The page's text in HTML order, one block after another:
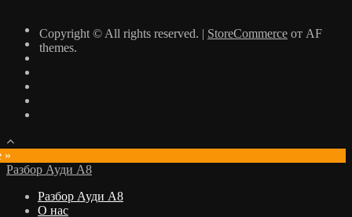
Copyright © All rights reserved. | StoreCommerce от AF
themes.
»
Разбор Ауди А8
Разбор Ауди А8
О нас